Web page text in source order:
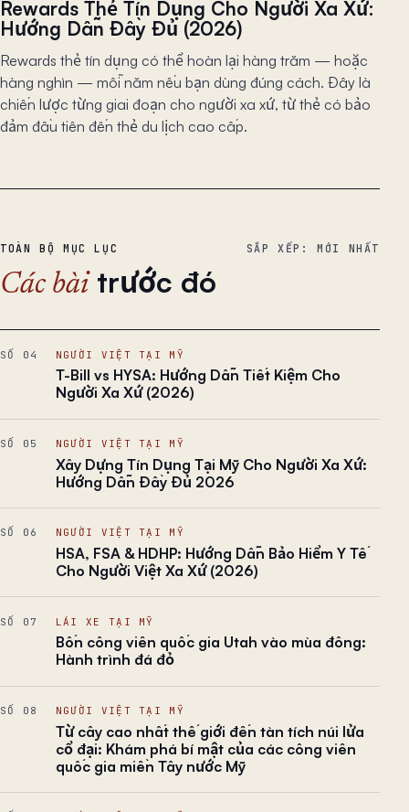
Rewards Thẻ Tín Dụng Cho Người Xa Xứ:
Hướng Dẫn Đầy Đủ (2026)
Rewards thẻ tín dụng có thể hoàn lại hàng trăm — hoặc
hàng nghìn — mỗi năm nếu bạn dùng đúng cách. Đây là
chiến lược từng giai đoạn cho người xa xứ, từ thẻ có bảo
đảm đầu tiên đến thẻ du lịch cao cấp.
TOÀN BỘ MỤC LỤC
Các bài trước đó
SẮP XẾP: MỚI NHẤT
SỐ 04 NGƯỜI VIỆT TẠI MỸ
T-Bill vs HYSA: Hướng Dẫn Tiết Kiệm Cho
Người Xa Xứ (2026)
SỐ 05 NGƯỜI VIỆT TẠI MỸ
Xây Dựng Tín Dụng Tại Mỹ Cho Người Xa Xứ:
Hướng Dẫn Đầy Đủ 2026
SỐ 06 NGƯỜI VIỆT TẠI MỸ
HSA, FSA & HDHP: Hướng Dẫn Bảo Hiểm Y Tế
Cho Người Việt Xa Xứ (2026)
SỐ 07 LÁI XE TẠI MỸ
Bốn công viên quốc gia Utah vào mùa đông:
Hành trình đá đỏ
SỐ 08 NGƯỜI VIỆT TẠI MỸ
Từ cây cao nhất thế giới đến tàn tích núi lửa
cổ đại: Khám phá bí mật của các công viên
quốc gia miền Tây nước Mỹ